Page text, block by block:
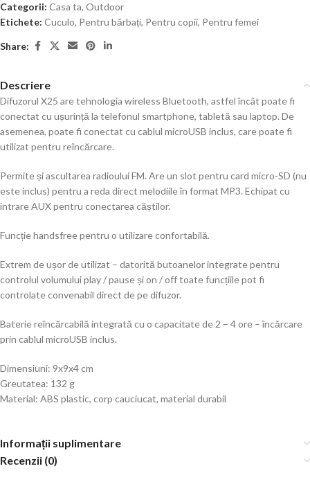
Categorii: Casa ta, Outdoor
Etichete: Cuculo, Pentru bărbați, Pentru copii, Pentru femei
Share:
Descriere
Difuzorul X25 are tehnologia wireless Bluetooth, astfel încât poate fi
conectat cu ușurință la telefonul smartphone, tabletă sau laptop. De
asemenea, poate fi conectat cu cablul microUSB inclus, care poate fi
utilizat pentru reîncărcare.
Permite și ascultarea radioului FM. Are un slot pentru card micro-SD (nu
este inclus) pentru a reda direct melodiile în format MP3. Echipat cu
intrare AUX pentru conectarea căștilor.
Funcție handsfree pentru o utilizare confortabilă.
Extrem de ușor de utilizat – datorită butoanelor integrate pentru
controlul volumului play / pause și on / off toate funcțiile pot fi
controlate convenabil direct de pe difuzor.
Baterie reîncărcabilă integrată cu o capacitate de 2 – 4 ore – încărcare
prin cablul microUSB inclus.
Dimensiuni: 9x9x4 cm
Greutatea: 132 g
Material: ABS plastic, corp cauciucat, material durabil
Informații suplimentare
Recenzii (0)